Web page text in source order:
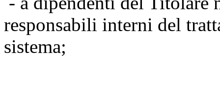
responsabili interni del
sistema;